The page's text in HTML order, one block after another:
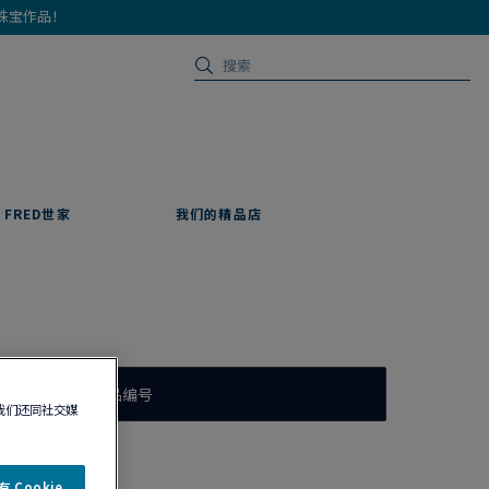
作品！
FRED世家 我们的精品店
作品编号
们还同社交媒